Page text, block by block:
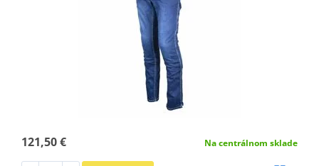
121,50 € Na centrálnom sklade